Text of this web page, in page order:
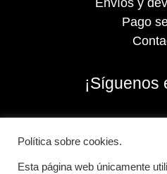
Material para
montar tu gimnasio en
Pago
¡Síguenos
Política sobre cookies.
Esta página web únicamente